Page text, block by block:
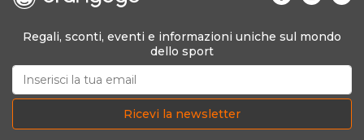
Regali, sconti, eventi e informazioni uniche sul mondo
dello sport
Ricevi la newsletter